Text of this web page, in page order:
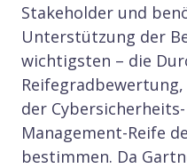
Stakeholder und
Unterstützung der
wichtigsten – die
der
Management-Reife
bestimmen. Da